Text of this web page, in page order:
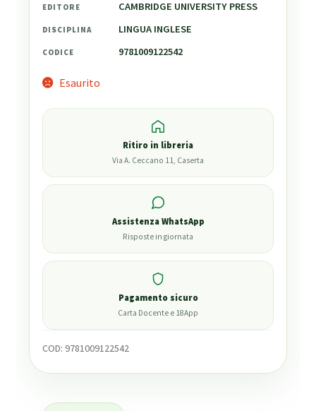
EDITORE CAMBRIDGE UNIVERSITY PRESS
DISCIPLINA LINGUA INGLESE
CODICE 9781009122542
Esaurito
Ritiro in libreria
Via A. Ceccano 11, Caserta
Assistenza WhatsApp
Risposte in giornata
Pagamento sicuro
Carta Docente e 18App
COD: 9781009122542